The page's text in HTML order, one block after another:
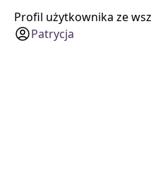
Profil użytkownika ze
Patrycja